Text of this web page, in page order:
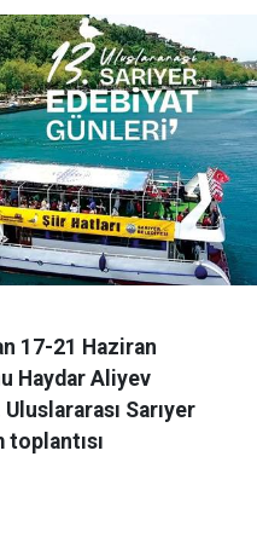
17-21 Haziran
Haydar Aliyev
Sarıyer
toplantısı